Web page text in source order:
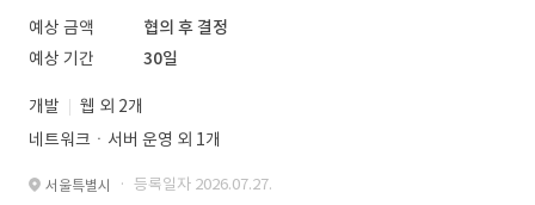
예상 금액
협의 후 결정
예상 기간
30일
개발
웹 외 2개
네트워크ㆍ서버 운영 외 1개
서울특별시 · 등록일자 2026.07.27.